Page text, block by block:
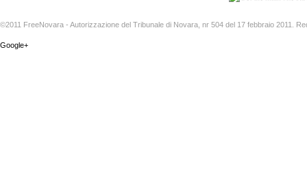
©2011 FreeNovara - Autorizzazione del Tribunale di Novara, nr 504 del 17 febbraio 2011.
Google+